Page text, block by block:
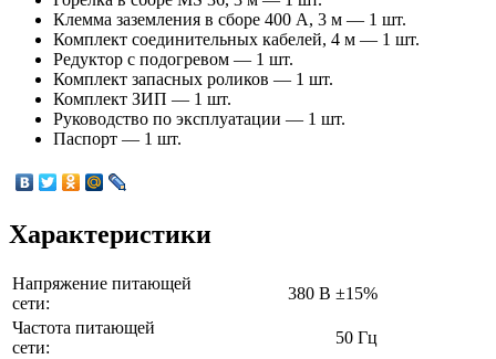
Клемма заземления в сборе 400 А, 3 м — 1 шт.
Комплект соединительных кабелей, 4 м — 1 шт.
Редуктор с подогревом — 1 шт.
Комплект запасных роликов — 1 шт.
Комплект ЗИП — 1 шт.
Руководство по эксплуатации — 1 шт.
Паспорт — 1 шт.
Характеристики
Напряжение питающей
сети:
380 В ±15%
Частота питающей
сети:
50 Гц